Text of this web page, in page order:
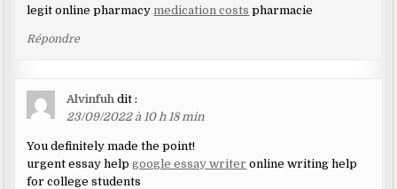
legit online pharmacy medication costs pharmacie
Répondre
Alvinfuh dit :
23/09/2022 à 10 h 18 min
You definitely made the point!
urgent essay helpgoogle essay writer online writing help
for college students